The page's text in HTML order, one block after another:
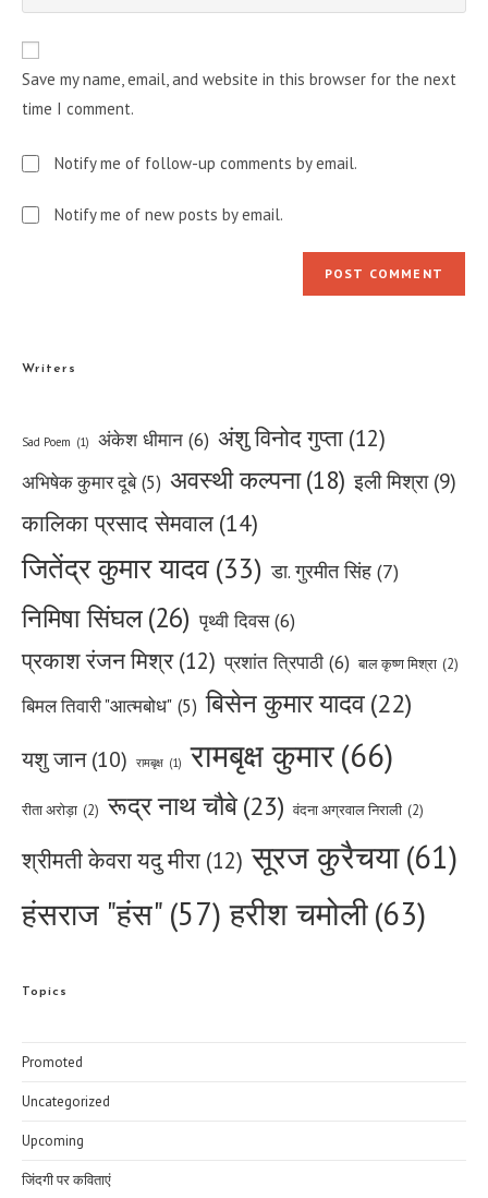
comment
your
URL
(optional)
Save my name, email, and website in this browser for the next
time I comment.
Notify me of follow-up comments by email.
Notify me of new posts by email.
Writers
Sad Poem (1) अंकेश धीमान (6) अंशु विनोद गुप्ता (12)
अभिषेक कुमार दूबे (5) अवस्थी कल्पना (18) इली मिश्रा (9)
कालिका प्रसाद सेमवाल (14)
जितेंद्र कुमार यादव (33) डा. गुरमीत सिंह (7)
निमिषा सिंघल(26) पृथ्वी दिवस (6)
प्रकाश रंजन मिश्र (12) प्रशांत त्रिपाठी (6) बाल कृष्ण मिश्रा (2)
बिमल तिवारी "आत्मबोध" (5) बिसेन कुमार यादव(22)
यशु जान (10) रामबृक्ष (1) रामबृक्ष कुमार(66)
रीता अरोड़ा (2) रूद्र नाथ चौबे(23) वंदना अग्रवाल निराली (2)
श्रीमती केवरा यदु मीरा (12) सूरज कुरैचया(61)
हंसराज "हंस" (57) हरीश चमोली(63)
Topics
Promoted
Uncategorized
Upcoming
जिंदगी पर कविताएं